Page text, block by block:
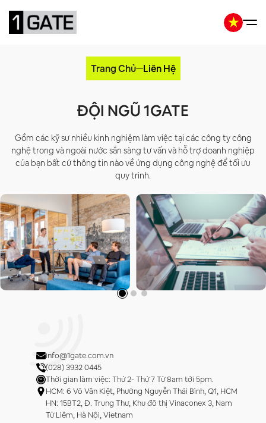
Trang Chủ Liên Hệ
ĐỘI NGŨ 1GATE
Gồm các kỹ sư nhiều kinh nghiệm làm việc tại các công ty công
nghệ trong và ngoài nước sẵn sàng tư vấn và hỗ trợ doanh nghiệp
của bạn bất cứ thông tin nào về ứng dụng công nghệ để tối ưu
quy trình.
info@1gate.com.vn
(028) 3932 0445
Thời gian làm việc: Thứ 2- Thứ 7 Từ 8am tới 5pm.
HCM: 6 Võ Văn Kiệt, Phường Nguyễn Thái Bình, Q1, HCM
HN: 15BT2, Đ. Trung Thư, Khu đô thị Vinaconex 3, Nam
Từ Liêm, Hà Nội, Vietnam